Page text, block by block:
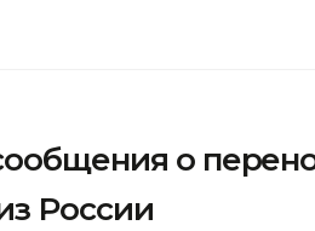
о
России